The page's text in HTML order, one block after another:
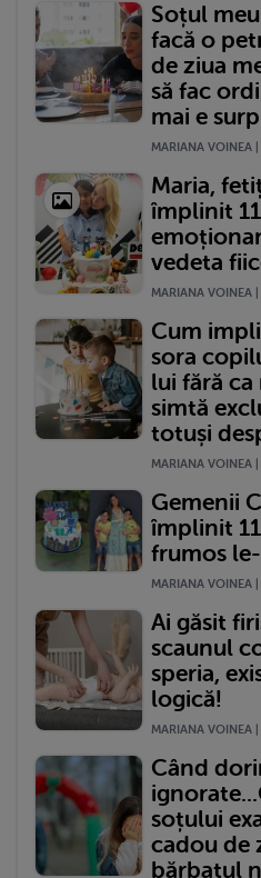
Soțul
facă o
de ziua
să fac
mai e
MARIANA VOINEA
Maria,
împlinit
vedeta
MARIANA VOINEA
Cum
sora
lui fără ca
simtă
totuși
MARIANA VOINEA
Gemenii
împlinit
frumos
MARIANA VOINEA
Ai găsit
scaunul
speria,
logică!
MARIANA VOINEA
Când
soțului
cadou de
bărbatul